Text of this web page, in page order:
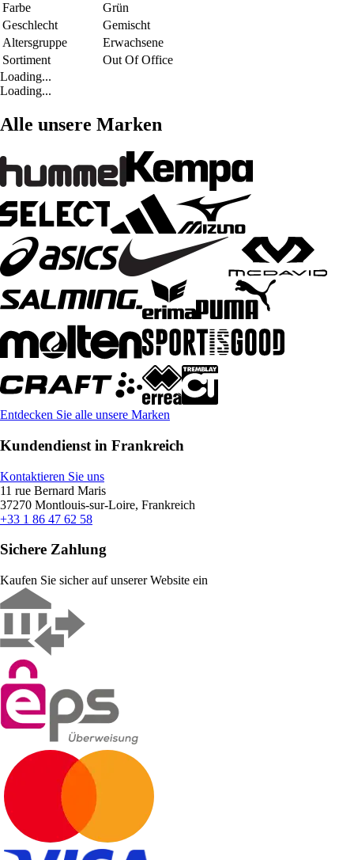
Farbe
Grün
Geschlecht
Gemischt
Altersgruppe
Erwachsene
Sortiment
Out Of Office
Loading...
Loading...
Alle unsere Marken
Entdecken Sie alle unsere Marken
Kundendienst in Frankreich
Kontaktieren Sie uns
11 rue Bernard Maris
37270 Montlouis-sur-Loire, Frankreich
+33 1 86 47 62 58
Sichere Zahlung
Kaufen Sie sicher auf unserer Website ein